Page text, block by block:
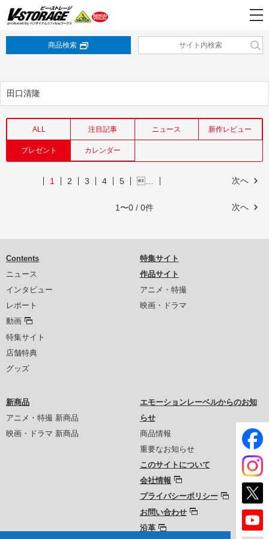
商品検索
田口清隆
ALL 注目記事 ニュース 新作レビュー
プレゼント カレンダー
次へ
1 2 3 4 5 …
次へ
1〜0 / 0件
Contents
ニュース
インタビュー
レポート
動画
特集サイト
店舗特典
グッズ
特集サイト
作品サイト
アニメ・特撮
映画・ドラマ
新商品
アニメ・特撮 新商品
映画・ドラマ 新商品
エモーションレーベルからのお知
らせ
商品情報
重要なお知らせ
このサイトについて
会社情報
プライバシーポリシー
お問い合わせ
沿革